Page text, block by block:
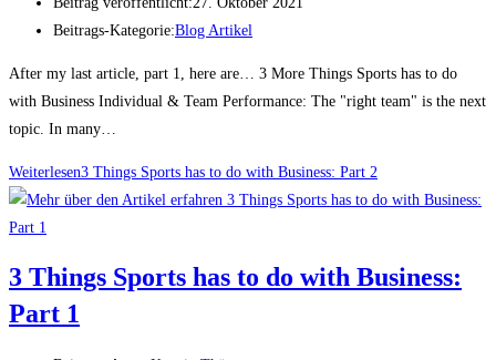
Beitrags-Kategorie:Blog Artikel
After my last article, part 1, here are… 3 More Things Sports has to do
with Business Individual & Team Performance: The "right team" is the next
topic. In many…
Weiterlesen3 Things Sports has to do with Business: Part 2
3 Things Sports has to do with Business:
Part 1